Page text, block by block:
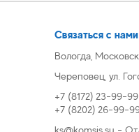
Связаться с нами
Вологда,
Череповец, ул.
+7 (8172) 23-99-99
+7 (8202) 26-99-
ks@komsis.su -